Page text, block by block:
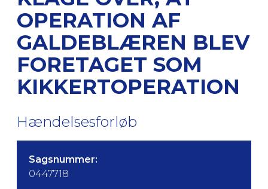
OPERATION AF
GALDEBLÆREN BLEV
FORETAGET SOM
KIKKERTOPERATION
Hændelsesforløb
Sagsnummer:
0447718